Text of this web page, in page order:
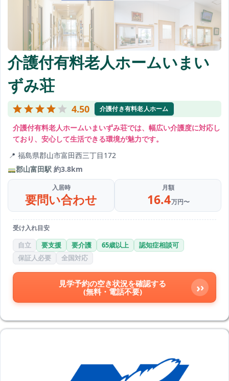
介護付有料老人ホームいまい
ずみ荘
4.50 介護付き有料老人ホーム
介護付有料老人ホームいまいずみ荘では、幅広い介護度に対応し
ており、安心して生活できる環境が魅力です。
福島県郡山市富田西三丁目172
郡山富田駅 約3.8km
入居時
要問い合わせ
月額
16.4万円〜
受け入れ目安
自立 要支援 要介護 65歳以上
認知症相談可
保証人必要
全国対応
見学予約の空き状況を確認する
(無料・電話不要)
›